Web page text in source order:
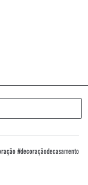
#decoraçãodecasamento